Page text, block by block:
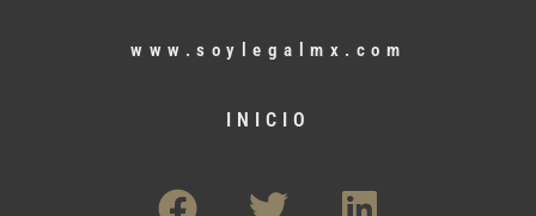
www.soylegalmx.com
INICIO